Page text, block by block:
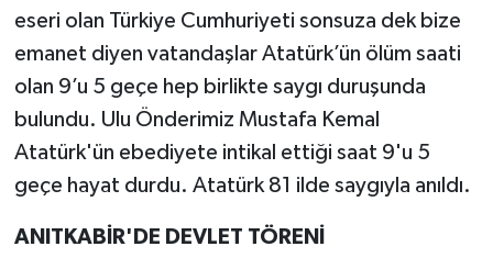
eseri olan Türkiye Cumhuriyeti sonsuza dek bize
emanet diyen vatandaşlar Atatürk’ün ölüm saati
olan 9’u 5 geçe hep birlikte saygı duruşunda
bulundu. Ulu Önderimiz Mustafa Kemal
Atatürk'ün ebediyete intikal ettiği saat 9'u 5
geçe hayat durdu. Atatürk 81 ilde saygıyla anıldı.
ANITKABİR'DE DEVLET TÖRENİ